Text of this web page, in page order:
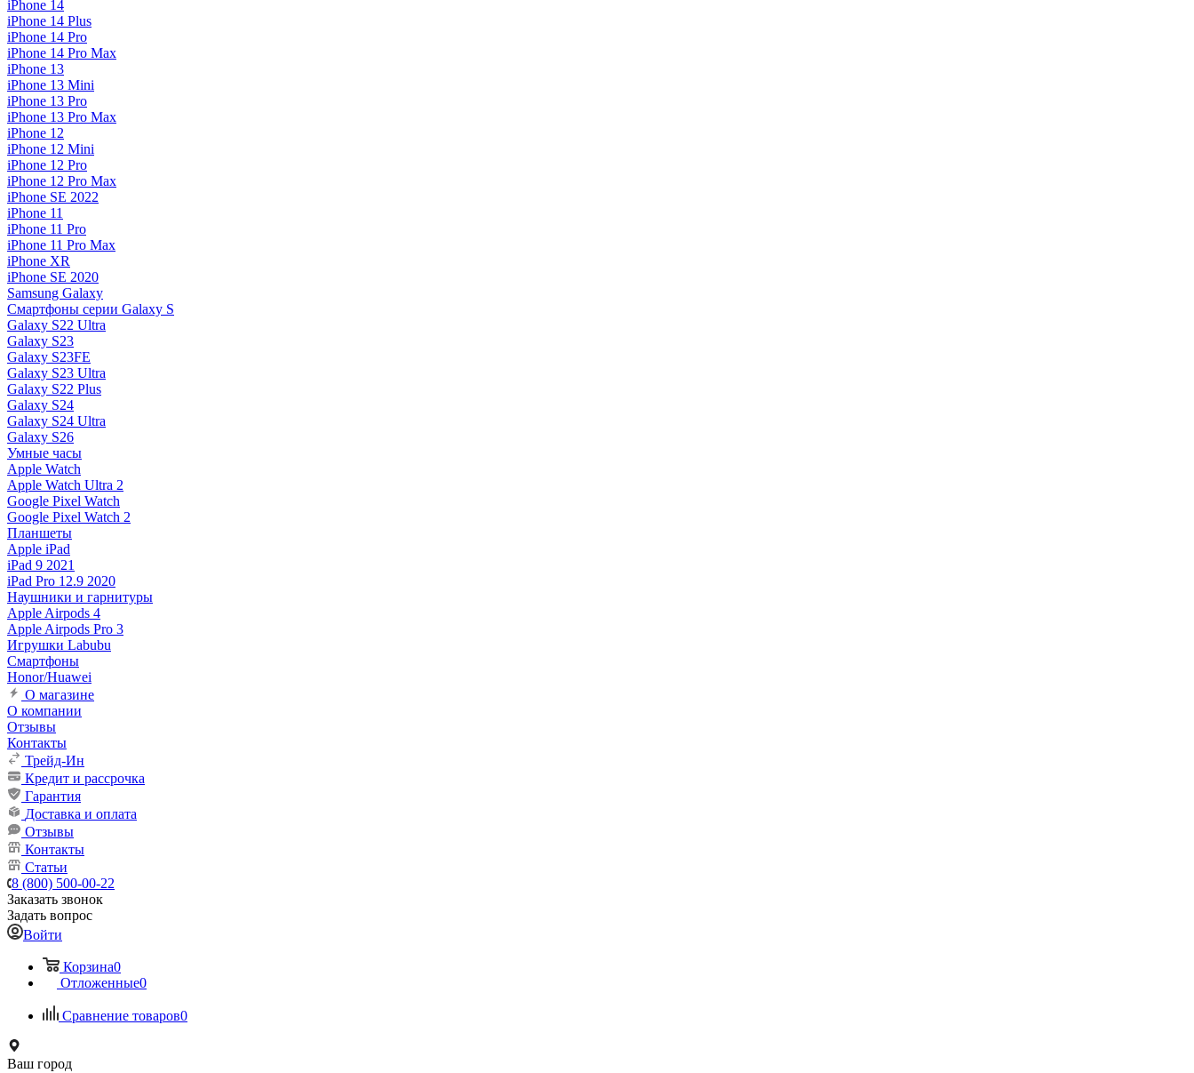
iPhone 14
iPhone 14 Plus
iPhone 14 Pro
iPhone 14 Pro Max
iPhone 13
iPhone 13 Mini
iPhone 13 Pro
iPhone 13 Pro Max
iPhone 12
iPhone 12 Mini
iPhone 12 Pro
iPhone 12 Pro Max
iPhone SE 2022
iPhone 11
iPhone 11 Pro
iPhone 11 Pro Max
iPhone XR
iPhone SE 2020
Samsung Galaxy
Смартфоны серии Galaxy S
Galaxy S22 Ultra
Galaxy S23
Galaxy S23FE
Galaxy S23 Ultra
Galaxy S22 Plus
Galaxy S24
Galaxy S24 Ultra
Galaxy S26
Умные часы
Apple Watch
Apple Watch Ultra 2
Google Pixel Watch
Google Pixel Watch 2
Планшеты
Apple iPad
iPad 9 2021
iPad Pro 12.9 2020
Наушники и гарнитуры
Apple Airpods 4
Apple Airpods Pro 3
Игрушки Labubu
Смартфоны
Honor/Huawei
О магазине
О компании
Отзывы
Контакты
Трейд-Ин
Кредит и рассрочка
Гарантия
Доставка и оплата
Отзывы
Контакты
Статьи
8 (800) 500-00-22
Заказать звонок
Задать вопрос
Войти
Корзина0
Отложенные0
Сравнение товаров0
Ваш город